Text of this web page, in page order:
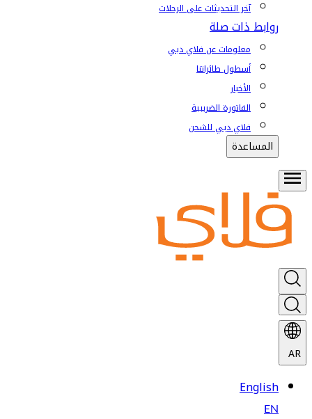
آخر التحديثات على الرحلات
روابط ذات صلة
معلومات عن فلاي دبي
أسطول طائراتنا
الأخبار
الفاتورة الضريبية
فلاي دبي للشحن
المساعدة
AR
English
EN